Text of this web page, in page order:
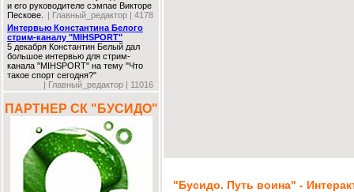
и его руководителе сэмпае Викторе
Пескове.
| Главный_редактор | 4178
Интервью Константина Белого
стрим-каналу "MIHSPORT"
5 декабря Константин Белый дал
большое интервью для стрим-
канала "MIHSPORT" на тему "Что
такое спорт сегодня?"
| Главный_редактор | 11016
ПАРТНЕР СК "БУСИДО"
"Бусидо. Путь воина" -